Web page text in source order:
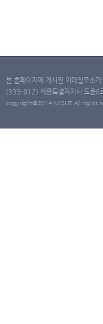
본 홈페이지에 게시된 이메일주소
(339-012) 세종특별자치시 도움
copyright@2014 MOLIT All rights